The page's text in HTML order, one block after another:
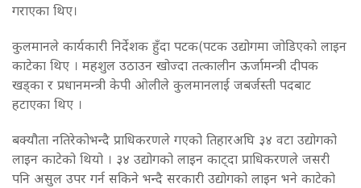
गराएका थिए।
कुलमानले कार्यकारी निर्देशक हुँदा पटक(पटक उद्योगमा जोडिएको लाइन
काटेका थिए । महशुल उठाउन खोज्दा तत्कालीन ऊर्जामन्त्री दीपक
खड्का र प्रधानमन्त्री केपी ओलीले कुलमानलाई जबर्जस्ती पदबाट
हटाएका थिए ।
बक्यौता नतिरेकोभन्दै प्राधिकरणले गएको तिहारअघि ३४ वटा उद्योगको
लाइन काटेको थियो । ३४ उद्योगको लाइन काट्दा प्राधिकरणले जसरी
पनि असुल उपर गर्न सकिने भन्दै सरकारी उद्योगको लाइन भने काटेको